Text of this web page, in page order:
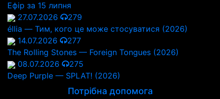
Ефір за 15 липня
27.07.2026
279
éllia — Тим, кого це може стосуватися (2026)
14.07.2026
277
The Rolling Stones — Foreign Tongues (2026)
08.07.2026
275
Deep Purple — SPLAT! (2026)
Потрібна допомога